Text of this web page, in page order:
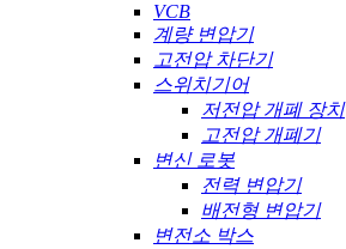
VCB
계량 변압기
고전압 차단기
스위치기어
저전압 개폐 장치
고전압 개폐기
변신 로봇
전력 변압기
배전형 변압기
변전소 박스